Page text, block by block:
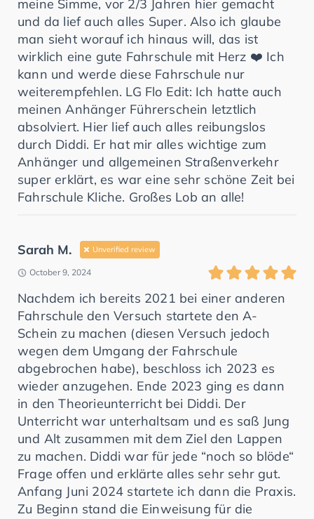
meine Simme, vor 2/3 Jahren hier gemacht
und da lief auch alles Super. Also ich glaube
man sieht worauf ich hinaus will, das ist
wirklich eine gute Fahrschule mit Herz ❤️ Ich
kann und werde diese Fahrschule nur
weiterempfehlen. LG Flo Edit: Ich hatte auch
meinen Anhänger Führerschein letztlich
absolviert. Hier lief auch alles reibungslos
durch Diddi. Er hat mir alles wichtige zum
Anhänger und allgemeinen Straßenverkehr
super erklärt, es war eine sehr schöne Zeit bei
Fahrschule Kliche. Großes Lob an alle!
Sarah M. Unverified review
October 9, 2024
Nachdem ich bereits 2021 bei einer anderen
Fahrschule den Versuch startete den A-
Schein zu machen (diesen Versuch jedoch
wegen dem Umgang der Fahrschule
abgebrochen habe), beschloss ich 2023 es
wieder anzugehen. Ende 2023 ging es dann
in den Theorieunterricht bei Diddi. Der
Unterricht war unterhaltsam und es saß Jung
und Alt zusammen mit dem Ziel den Lappen
zu machen. Diddi war für jede “noch so blöde“
Frage offen und erklärte alles sehr sehr gut.
Anfang Juni 2024 startete ich dann die Praxis.
Zu Beginn stand die Einweisung für die